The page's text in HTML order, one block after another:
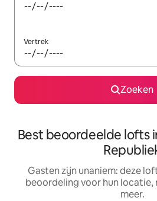
Vertrek
Zoeken
Best beoordeelde lofts
Gasten zijn unaniem: deze
beoordeling voor hun locatie,
meer.